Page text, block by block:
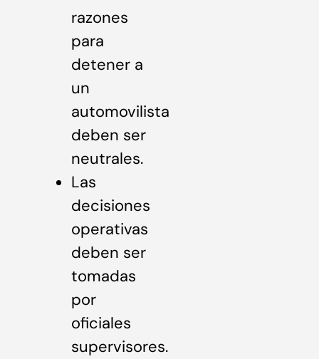
razones
para
detener a
un
automovilista
deben ser
neutrales.
Las
decisiones
operativas
deben ser
tomadas
por
oficiales
supervisores.